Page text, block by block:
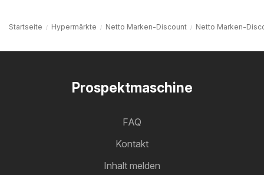
Startseite Hypermärkte Netto Marken-Discount Netto Marken-
Prospektmaschine
FAQ
Kontakt
Inhalt melden